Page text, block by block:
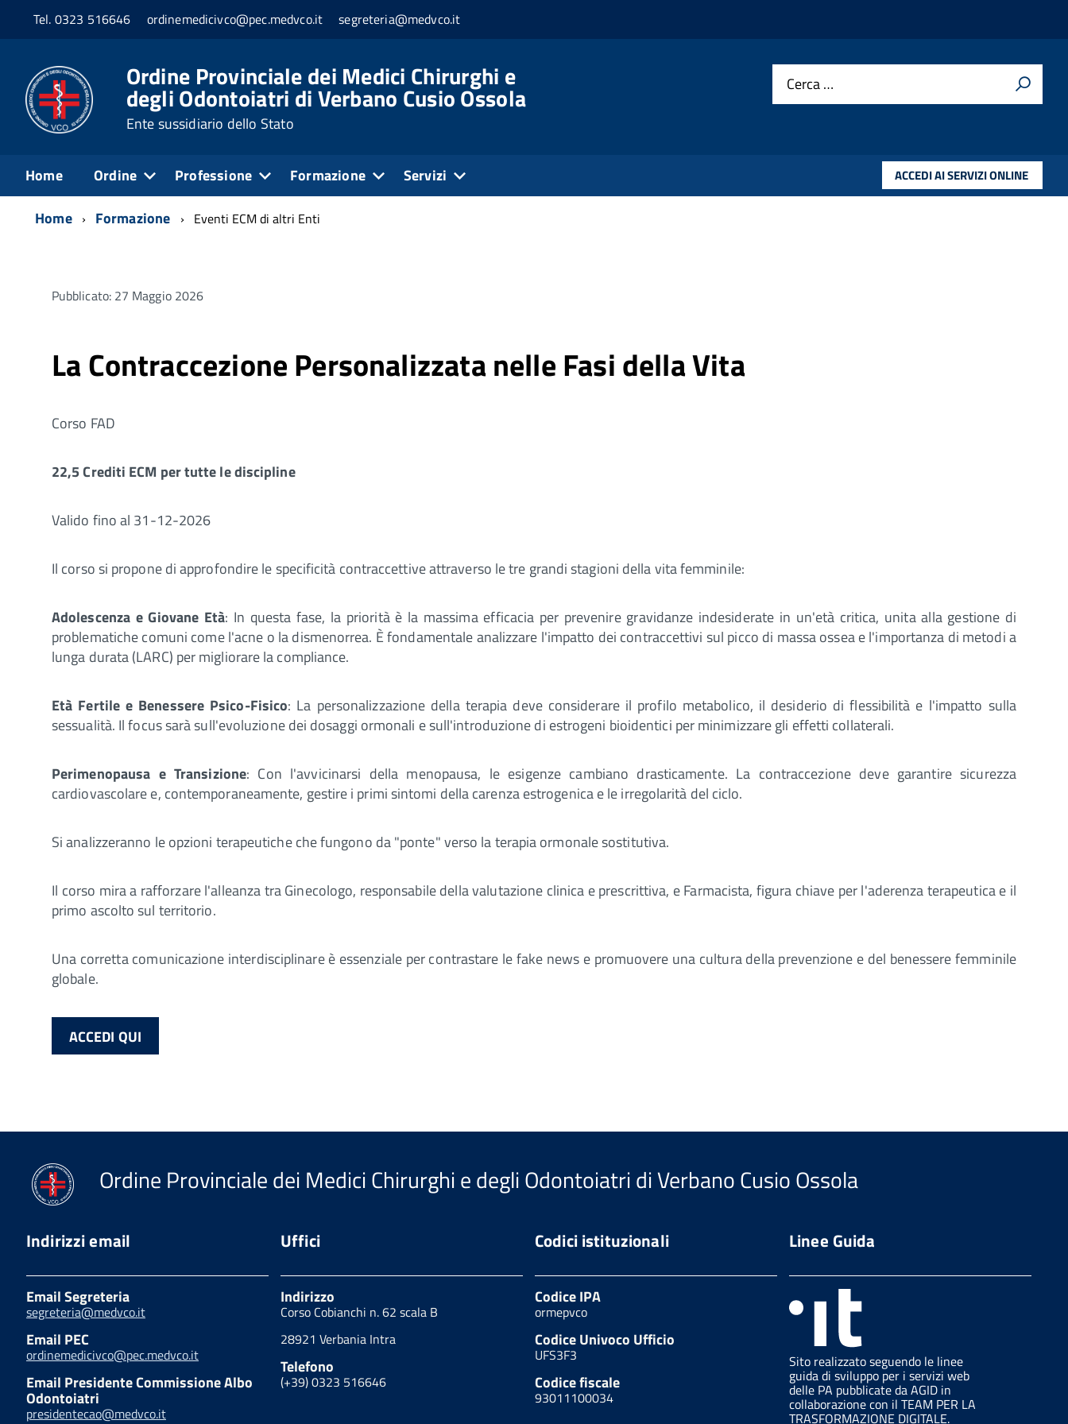
Tel. 0323 516646 ordinemedicivco@pec.medvco.it segreteria@medvco.it
Ordine Provinciale dei Medici Chirurghi e
degli Odontoiatri di Verbano Cusio Ossola
Ente sussidiario dello Stato
Cerca …
Home Ordine Professione Formazione Servizi ACCEDI AI SERVIZI ONLINE
Home Formazione Eventi ECM di altri Enti
Pubblicato: 27 Maggio 2026
La Contraccezione Personalizzata nelle Fasi della Vita
Corso FAD
22,5 Crediti ECM per tutte le discipline
Valido fino al 31-12-2026
Il corso si propone di approfondire le specificità contraccettive attraverso le tre grandi stagioni della vita femminile:
Adolescenza e Giovane Età: In questa fase, la priorità è la massima efficacia per prevenire gravidanze indesiderate in un'età critica, unita alla gestione di
problematiche comuni come l'acne o la dismenorrea. È fondamentale analizzare l'impatto dei contraccettivi sul picco di massa ossea e l'importanza di metodi a
lunga durata (LARC) per migliorare la compliance.
Età Fertile e Benessere Psico-Fisico: La personalizzazione della terapia deve considerare il profilo metabolico, il desiderio di flessibilità e l'impatto sulla
sessualità. Il focus sarà sull'evoluzione dei dosaggi ormonali e sull'introduzione di estrogeni bioidentici per minimizzare gli effetti collaterali.
Perimenopausa e Transizione: Con l'avvicinarsi della menopausa, le esigenze cambiano drasticamente. La contraccezione deve garantire sicurezza
cardiovascolare e, contemporaneamente, gestire i primi sintomi della carenza estrogenica e le irregolarità del ciclo.
Si analizzeranno le opzioni terapeutiche che fungono da "ponte" verso la terapia ormonale sostitutiva.
Il corso mira a rafforzare l'alleanza tra Ginecologo, responsabile della valutazione clinica e prescrittiva, e Farmacista, figura chiave per l'aderenza terapeutica e il
primo ascolto sul territorio.
Una corretta comunicazione interdisciplinare è essenziale per contrastare le fake news e promuovere una cultura della prevenzione e del benessere femminile
globale.
ACCEDI QUI
Ordine Provinciale dei Medici Chirurghi e degli Odontoiatri di Verbano Cusio Ossola
Indirizzi email
Email Segreteria
segreteria@medvco.it
Email PEC
ordinemedicivco@pec.medvco.it
Email Presidente Commissione Albo
Odontoiatri
presidentecao@medvco.it
Uffici
Indirizzo
Corso Cobianchi n. 62 scala B
28921 Verbania Intra
Telefono
(+39) 0323 516646
Codici istituzionali
Codice IPA
ormepvco
Codice Univoco Ufficio
UFS3F3
Codice fiscale
93011100034
Linee Guida
Sito realizzato seguendo le linee
guida di sviluppo per i servizi web
delle PA pubblicate da AGID in
collaborazione con il TEAM PER LA
TRASFORMAZIONE DIGITALE.